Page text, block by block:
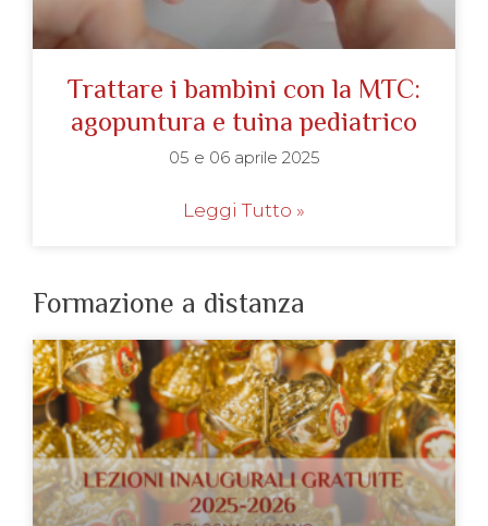
Trattare i bambini con la MTC:
agopuntura e tuina pediatrico
05 e 06 aprile 2025
Leggi Tutto »
Formazione a distanza